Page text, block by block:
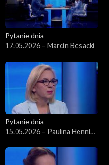
Pytanie dnia
17.05.2026 – Marcin Bosacki
Pytanie dnia
15.05.2026 – Paulina Hennig-